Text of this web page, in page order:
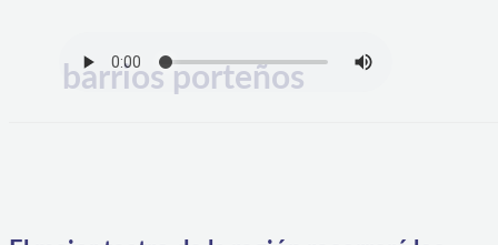
barrios porteños